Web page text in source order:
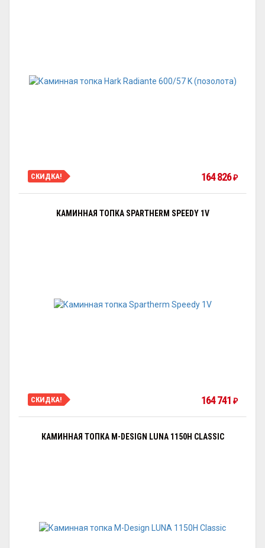
СКИДКА! 164 826 ₽
КАМИННАЯ ТОПКА SPARTHERM SPEEDY 1V
СКИДКА! 164 741 ₽
КАМИННАЯ ТОПКА M-DESIGN LUNA 1150H CLASSIC